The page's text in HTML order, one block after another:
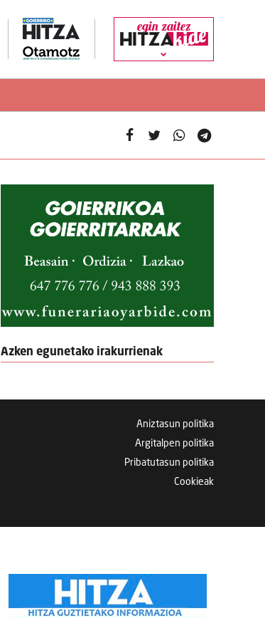
egin zaitez
Azken egunetako irakurrienak
Aniztasun politika
Argitalpen politika
Pribatutasun politika
Cookieak